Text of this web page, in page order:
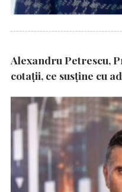
Alexandru Petrescu,
cotații, ce susține cu